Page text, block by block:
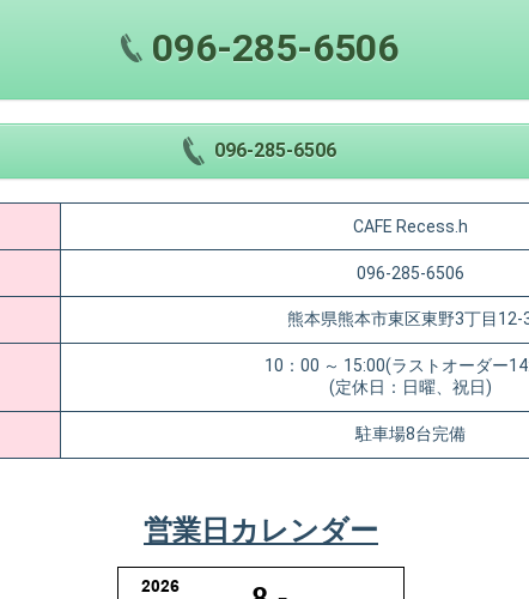
096-285-6506
096-285-6506
CAFE Recess.h
096-285-6506
熊本県熊本市東区東野3丁目12-
10：00 ～ 15:00(ラストオーダー
(定休日：日曜、祝日)
駐車場8台完備
営業日カレンダー